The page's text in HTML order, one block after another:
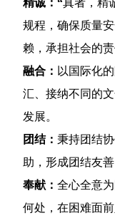
精诚：“真者，精
规程，确保质量
赖，承担社会的
融合： 以国际化
汇、接纳不同的
发展。
团结： 秉持团结
助，形成团结友
奉献： 全心全意
何处，在困难面